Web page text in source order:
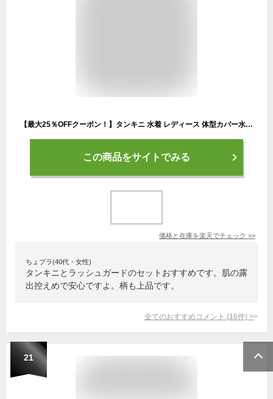
【最大25％OFFクーポン！】タンキニ 水着 レディース 体型カバー水着 長袖ラッシュガード 大きいサイズ ショートパンツ 4点上下セット 20代 30代 40代 50代 60代 オトナ女子 UVカット率 99% UPF50+ ミセス ママ水着 ぽっちゃり 無地
この商品をサイトでみる
価格と在庫を楽天でチェック >>
ちょプラ(40代・女性)
タンキニとラッシュガードのセットおすすめです。肌の露
出控えめで安心ですよ。柄も上品です。
全てのおすすめコメント (16件) >
21